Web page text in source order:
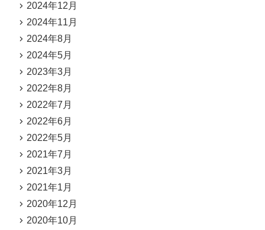
2024年12月
2024年11月
2024年8月
2024年5月
2023年3月
2022年8月
2022年7月
2022年6月
2022年5月
2021年7月
2021年3月
2021年1月
2020年12月
2020年10月